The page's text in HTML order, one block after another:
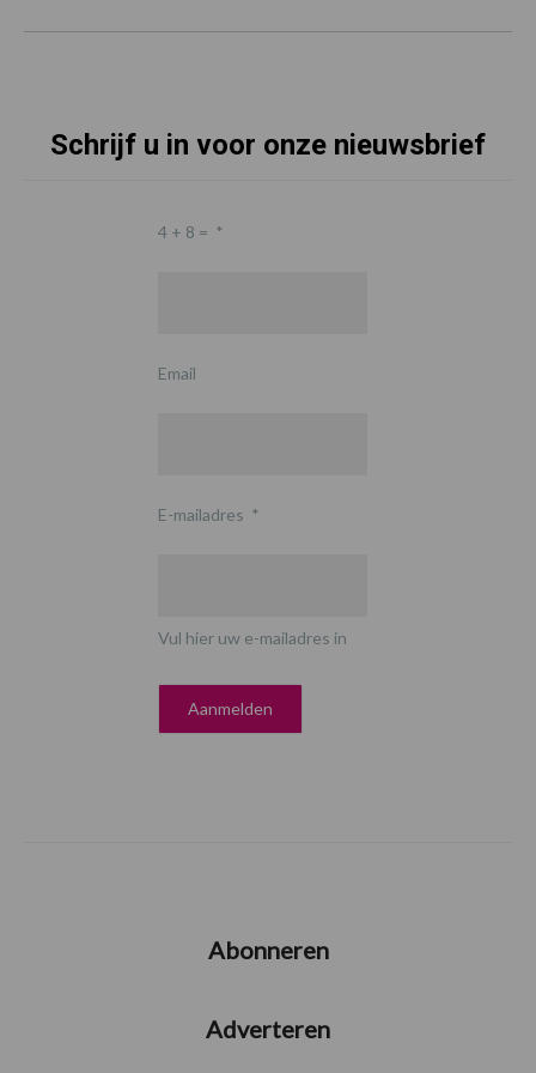
Schrijf u in voor onze nieuwsbrief
4 + 8 = *
Email
E-mailadres *
Vul hier uw e-mailadres in
Abonneren
Adverteren